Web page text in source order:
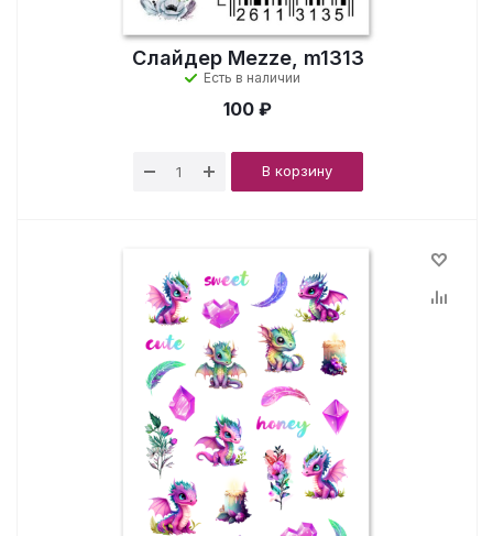
Слайдер Mezze, m1313
Есть в наличии
100 ₽
В корзину